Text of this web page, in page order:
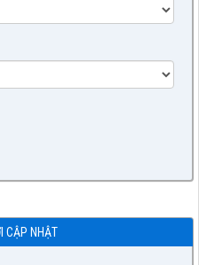
CẬP NHẬT
cáo và phòng, chống tham
2026